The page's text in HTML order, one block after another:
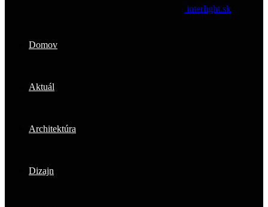
interlight.sk
Domov
Aktuál
Architektúra
Dizajn